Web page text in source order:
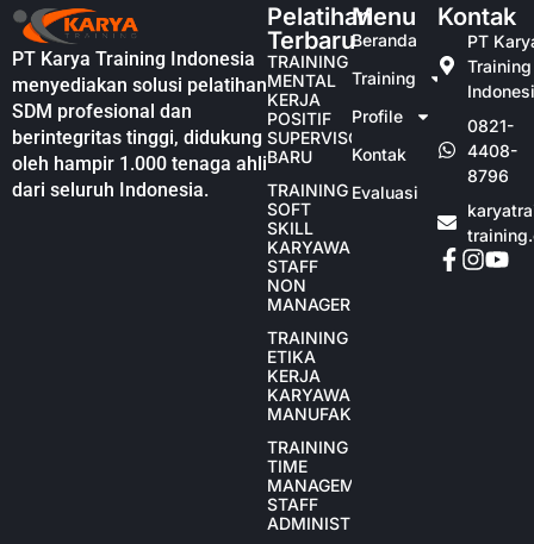
PT Karya Training Indonesia
menyediakan solusi pelatihan
SDM profesional dan
berintegritas tinggi, didukung
oleh hampir 1.000 tenaga ahli
dari seluruh Indonesia.
Pelatihan
Terbaru
TRAINING
MENTAL
KERJA
POSITIF
SUPERVISOR
BARU
TRAINING
SOFT
SKILL
KARYAWAN
STAFF
NON
MANAGER
TRAINING
ETIKA
KERJA
KARYAWAN
MANUFAKTUR
TRAINING
TIME
MANAGEMENT
STAFF
ADMINISTRASI
Menu
Beranda
Training
Profile
Kontak
Evaluasi
Kontak
PT
Training
0821-
4408-
8796